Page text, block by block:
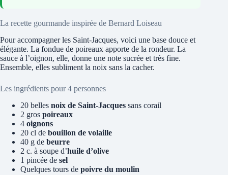
La recette gourmande inspirée de Bernard Loiseau
Pour accompagner les Saint-Jacques, voici une base douce et
élégante. La fondue de poireaux apporte de la rondeur. La
sauce à l’oignon, elle, donne une note sucrée et très fine.
Ensemble, elles subliment la noix sans la cacher.
Les ingrédients pour 4 personnes
20 belles noix de Saint-Jacques sans corail
2 gros poireaux
4 oignons
20 cl de bouillon de volaille
40 g de beurre
2 c. à soupe d’huile d’olive
1 pincée de sel
Quelques tours de poivre du moulin